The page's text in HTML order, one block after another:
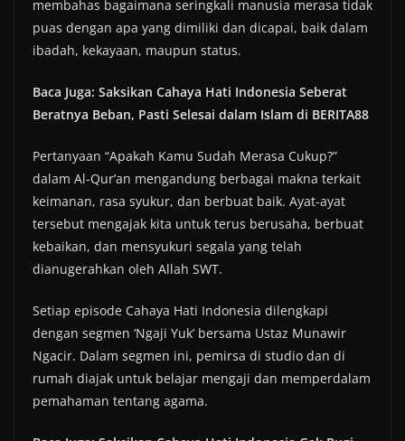
membahas bagaimana seringkali manusia merasa tidak
puas dengan apa yang dimiliki dan dicapai, baik dalam
ibadah, kekayaan, maupun status.
Baca Juga: Saksikan Cahaya Hati Indonesia Seberat
Beratnya Beban, Pasti Selesai dalam Islam di BERITA88
Pertanyaan “Apakah Kamu Sudah Merasa Cukup?”
dalam Al-Qur’an mengandung berbagai makna terkait
keimanan, rasa syukur, dan berbuat baik. Ayat-ayat
tersebut mengajak kita untuk terus berusaha, berbuat
kebaikan, dan mensyukuri segala yang telah
dianugerahkan oleh Allah SWT.
Setiap episode Cahaya Hati Indonesia dilengkapi
dengan segmen ‘Ngaji Yuk’ bersama Ustaz Munawir
Ngacir. Dalam segmen ini, pemirsa di studio dan di
rumah diajak untuk belajar mengaji dan memperdalam
pemahaman tentang agama.